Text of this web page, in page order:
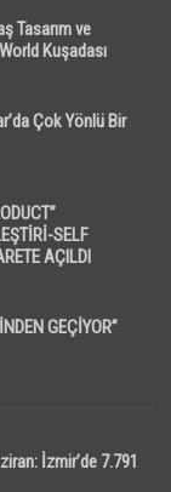
Tasarım ve
Kuşadası
Çok Yönlü Bir
SELF
AÇILDI
GEÇİYOR”
İzmir’de 7.791